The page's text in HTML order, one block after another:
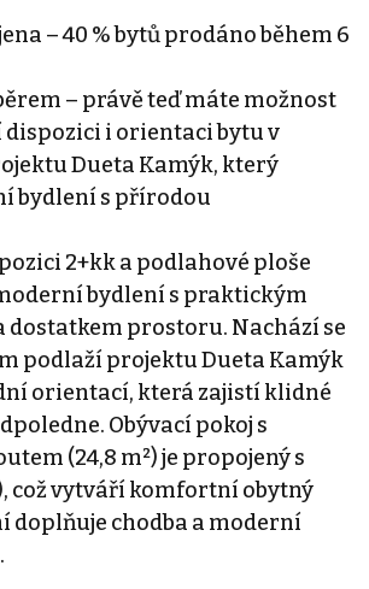
– 40 % bytů prodáno během 6
– právě teď máte možnost
i orientaci bytu v
Dueta Kamýk, který
bydlení s přírodou
2+kk a podlahové ploše
bydlení s praktickým
dostatkem prostoru. Nachází se
podlaží projektu Dueta Kamýk
orientací, která zajistí klidné
Obývací pokoj s
(24,8 m²) je propojený s
což vytváří komfortní obytný
doplňuje chodba a moderní